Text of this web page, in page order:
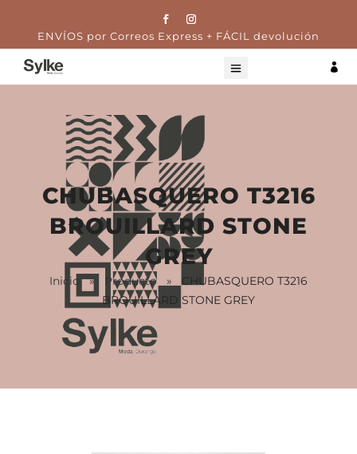
ENVÍOS por Correos Express + FÁCIL devolución

CHUBASQUERO T3216
BROUILLARD STONE
GREY
Inicio » Producto » CHUBASQUERO T3216
BROUILLARD STONE GREY